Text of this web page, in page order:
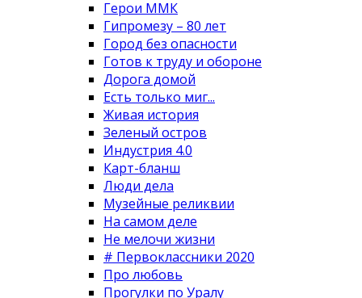
Герои ММК
Гипромезу – 80 лет
Город без опасности
Готов к труду и обороне
Дорога домой
Есть только миг...
Живая история
Зеленый остров
Индустрия 4.0
Карт-бланш
Люди дела
Музейные реликвии
На самом деле
Не мелочи жизни
# Первоклассники 2020
Про любовь
Прогулки по Уралу